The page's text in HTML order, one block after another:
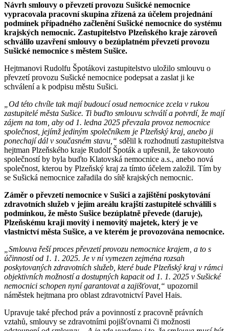
Návrh smlouvy o převzetí provozu Sušické nemocnice
vypracovala pracovní skupina zřízená za účelem projednání
podmínek případného začlenění Sušické nemocnice do systému
krajských nemocnic. Zastupitelstvo Plzeňského kraje zároveň
schválilo uzavření smlouvy o bezúplatném převzetí provozu
Sušické nemocnice s městem Sušice.
Hejtmanovi Rudolfu Špotákovi zastupitelstvo uložilo smlouvu o
převzetí provozu Sušické nemocnice podepsat a zaslat ji ke
schválení a k podpisu městu Sušici.
„Od této chvíle tak mají budoucí osud nemocnice zcela v rukou
zastupitelé města Sušice. Ti buďto smlouvu schválí a potvrdí, že mají
zájem na tom, aby od 1. ledna 2025 převzala provoz nemocnice
společnost, jejímž jediným společníkem je Plzeňský kraj, anebo ji
ponechají dál v současném stavu,“ sdělil k rozhodnutí zastupitelstva
hejtman Plzeňského kraje Rudolf Špoták a upřesnil, že takovouto
společností by byla buďto Klatovská nemocnice a.s., anebo nová
společnost, kterou by Plzeňský kraj za tímto účelem založil. Tím by
se Sušická nemocnice zařadila do sítě krajských nemocnic.
Záměr o převzetí nemocnice v Sušici a zajištění poskytování
zdravotních služeb v jejím areálu krajští zastupitelé schválili s
podmínkou, že město Sušice bezúplatně převede (daruje),
Plzeňskému kraji movitý i nemovitý majetek, který je ve
vlastnictví města Sušice, a ve kterém je provozována nemocnice.
„Smlouva řeší proces převzetí provozu nemocnice krajem, a to s
účinností od 1. 1. 2025. Je v ní vymezen zejména rozsah
poskytovaných zdravotních služeb, které bude Plzeňský kraj v rámci
objektivních možností a dostupných kapacit od 1. 1. 2025 v Sušické
nemocnici schopen nyní garantovat a zajišťovat,“ upozornil
náměstek hejtmana pro oblast zdravotnictví Pavel Hais.
Upravuje také přechod práv a povinností z pracovně právních
vztahů, smlouvy se zdravotními pojišťovnami či možnosti